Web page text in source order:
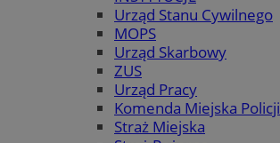
Urząd Stanu Cywilnego
MOPS
Urząd Skarbowy
ZUS
Urząd Pracy
Komenda Miejska Policji
Straż Miejska